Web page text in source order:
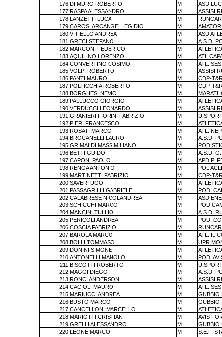
176 DI MURO ROBERTO M
ASD
177 RASPA ALESSANDRO M
ASSISI
178 LANZETTI LUCA M
179 CAROSI ARCANGELI EGIDIO M
180 VITIELLO ANDREA M
ASD
181 GRECI STEFANO M
A.S.D.
182 MARCONI FEDERICO M
183 AQUILINO LORENZO M
184 CONVERTINO COSIMO M
ATL.
185 VOLPI ROBERTO M
ASSISI
186 PANTI MAURO M
CDP-
187 POLTICCHIA ROBERTO M
CDP-
188 BORGHESI NEVIO M
189 PALLUCCO GIORGIO M
190 VERDUCCI LEONARDO M
ASSISI
191 GRANIERI FIORINI FABRIZIO M
192 PIERI FRANCESCO M
193 ROSATI MARCO M
ATL.
194 BROCANELLI LAURO M
A.S.D.
195 GRIMALDI MASSIMILIANO M
196 BETTI GUIDO M
A.S.D.
197 CAPONI PAOLO M
APD P.
198 RENGA ANTONIO M
POL
199 MARTINETTI FABRIZIO M
CDP-
200 SAVERI UGO M
201 PASSAGRILLI GABRIELE M
POD.
202 CALABRESE NICOLANDREA M
ASD
203 SCHICCHI MARCO M
204 MANCINI TULLIO M
A.S.D.
205 PERICOLI ANDREA M
POD.
206 COSCIA FABRIZIO M
207 BAROLA MARCO M
ATL. IL
208 BOLLI TOMMASO M
UPR
209 DONINI SIMONE M
210 ANTONELLI MANOLO M
POD.
211 BISCOTTI ROBERTO M
212 MAGGI DIEGO M
A.S.D.
213 RONCI ANDERSON M
ASSISI
214 CACIOLI MAURO M
ATL.
215 MARIUCCI ANDREA M
GUBBIO
216 BUSTO MARCO M
GUBBIO
217 CANCELLONI MARCELLO M
218 MARIOTTI CRISTIAN M
AVIS
219 GRELLI ALESSANDRO M
GUBBIO
220 LEONE MARCO M
S.E.F.